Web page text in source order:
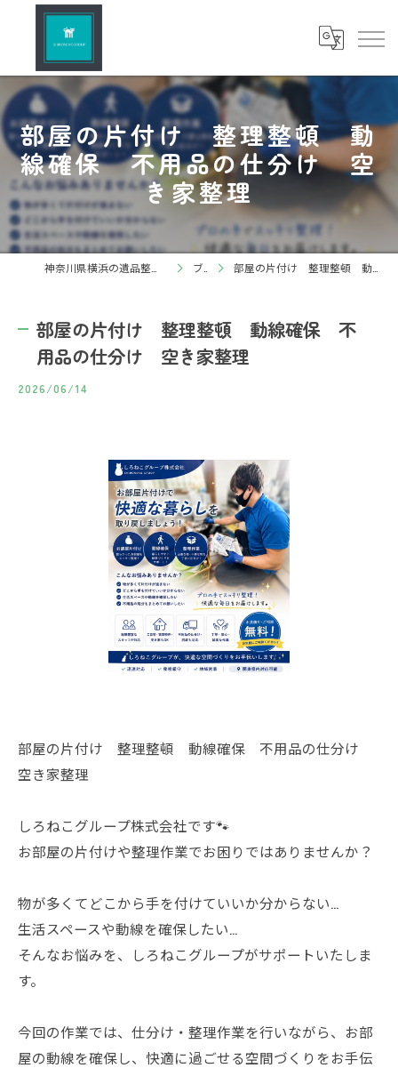
部屋の片付け 整理整頓 動
線確保 不用品の仕分け 空
き家整理
ブログ 部屋の片付け 整理整頓 動線確保 不用品の仕分け 空き家整理
部屋の片付け 整理整頓 動線確保 不
用品の仕分け 空き家整理
2026/06/14
部屋の片付け 整理整頓 動線確保 不用品の仕分け
空き家整理
しろねこグループ株式会社です🐾
お部屋の片付けや整理作業でお困りではありませんか？
物が多くてどこから手を付けていいか分からない…
生活スペースや動線を確保したい…
そんなお悩みを、しろねこグループがサポートいたしま
す。
今回の作業では、仕分け・整理作業を行いながら、お部
屋の動線を確保し、快適に過ごせる空間づくりをお手伝